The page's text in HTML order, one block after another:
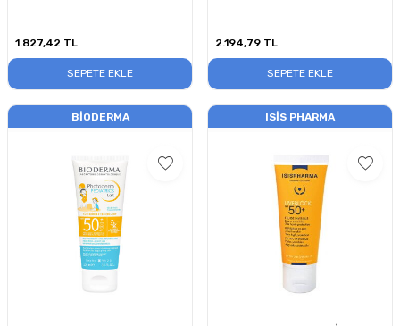
1.827,42 TL
SEPETE EKLE
2.194,79 TL
SEPETE EKLE
BIODERMA ISIS PHARMA